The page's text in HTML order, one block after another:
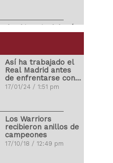
Ibrahimovic debutó
Carlos Correa
propuso matrimonio
Ronald Vargas se
fracturó la tibia y el
Así ha trabajado el
Real Madrid antes
de enfrentarse con
el Atleti
17/01/24 / 1:51 pm
Los Warriors
recibieron anillos de
campeones
17/10/18 / 12:49 pm